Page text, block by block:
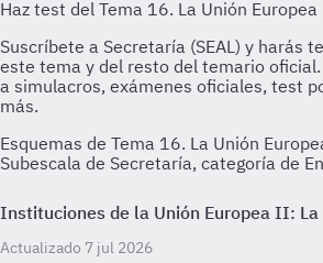
Esquemas de Tema 16. La Unión
Subescala de Secretaría, categoría de
Instituciones de la Unión Europea II: La
Actualizado 7 jul 2026